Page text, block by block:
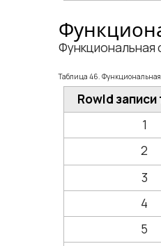
Функциональная
Таблица 46. Функциональная
RowId
1
2
3
4
5